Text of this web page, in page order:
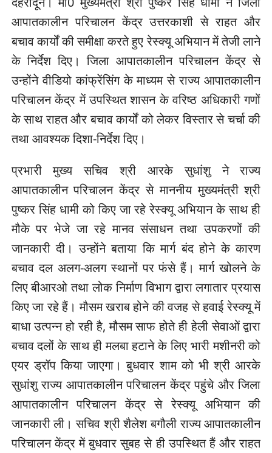
आपातकालीन परिचालन केंद्र उत्तरकाशी से राहत और
बचाव कार्यों की समीक्षा करते हुए रेस्क्यू अभियान में तेजी लाने
के निर्देश दिए। जिला आपातकालीन परिचालन केंद्र से
उन्होंने वीडियो कांफ्रेंसिंग के माध्यम से राज्य आपातकालीन
परिचालन केंद्र में उपस्थित शासन के वरिष्ठ अधिकारी गणों
के साथ राहत और बचाव कार्यों को लेकर विस्तार से चर्चा की
तथा आवश्यक दिशा-निर्देश दिए।
प्रभारी मुख्य सचिव श्री आरके सुधांशु ने राज्य
आपातकालीन परिचालन केंद्र से माननीय मुख्यमंत्री श्री
पुष्कर सिंह धामी को किए जा रहे रेस्क्यू अभियान के साथ ही
मौके पर भेजे जा रहे मानव संसाधन तथा उपकरणों की
जानकारी दी। उन्होंने बताया कि मार्ग बंद होने के कारण
बचाव दल अलग-अलग स्थानों पर फंसे हैं। मार्ग खोलने के
लिए बीआरओ तथा लोक निर्माण विभाग द्वारा लगातार प्रयास
किए जा रहे हैं। मौसम खराब होने की वजह से हवाई रेस्क्यू में
बाधा उत्पन्न हो रही है, मौसम साफ होते ही हेली सेवाओं द्वारा
बचाव दलों के साथ ही मलबा हटाने के लिए भारी मशीनरी को
एयर ड्रॉप किया जाएगा। बुधवार शाम को भी श्री आरके
सुधांशु राज्य आपातकालीन परिचालन केंद्र पहुंचे और जिला
आपातकालीन परिचालन केंद्र से रेस्क्यू अभियान की
जानकारी ली। सचिव श्री शैलेश बगौली राज्य आपातकालीन
परिचालन केंद्र में बुधवार सुबह से ही उपस्थित हैं और राहत